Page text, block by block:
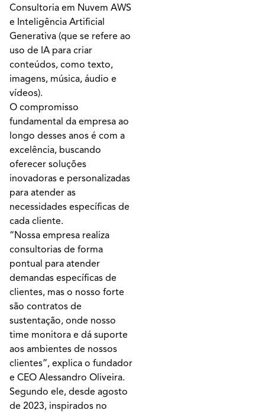
Consultoria em Nuvem AWS
e Inteligência Artificial
Generativa (que se refere ao
uso de IA para criar
conteúdos, como texto,
imagens, música, áudio e
vídeos).
O compromisso
fundamental da empresa ao
longo desses anos é com a
excelência, buscando
oferecer soluções
inovadoras e personalizadas
para atender as
necessidades específicas de
cada cliente.
“Nossa empresa realiza
consultorias de forma
pontual para atender
demandas específicas de
clientes, mas o nosso forte
são contratos de
sustentação, onde nosso
time monitora e dá suporte
aos ambientes de nossos
clientes”, explica o fundador
e CEO Alessandro Oliveira.
Segundo ele, desde agosto
de 2023, inspirados no